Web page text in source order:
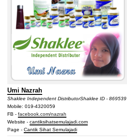
Umi Nazrah
Shaklee Independent DistributorShaklee ID - 869539
Mobile: 019-4320059
FB - facebook.com/nazrah
Website - cantiksihatsemulajadi.com
Page - Cantik Sihat Semulajadi